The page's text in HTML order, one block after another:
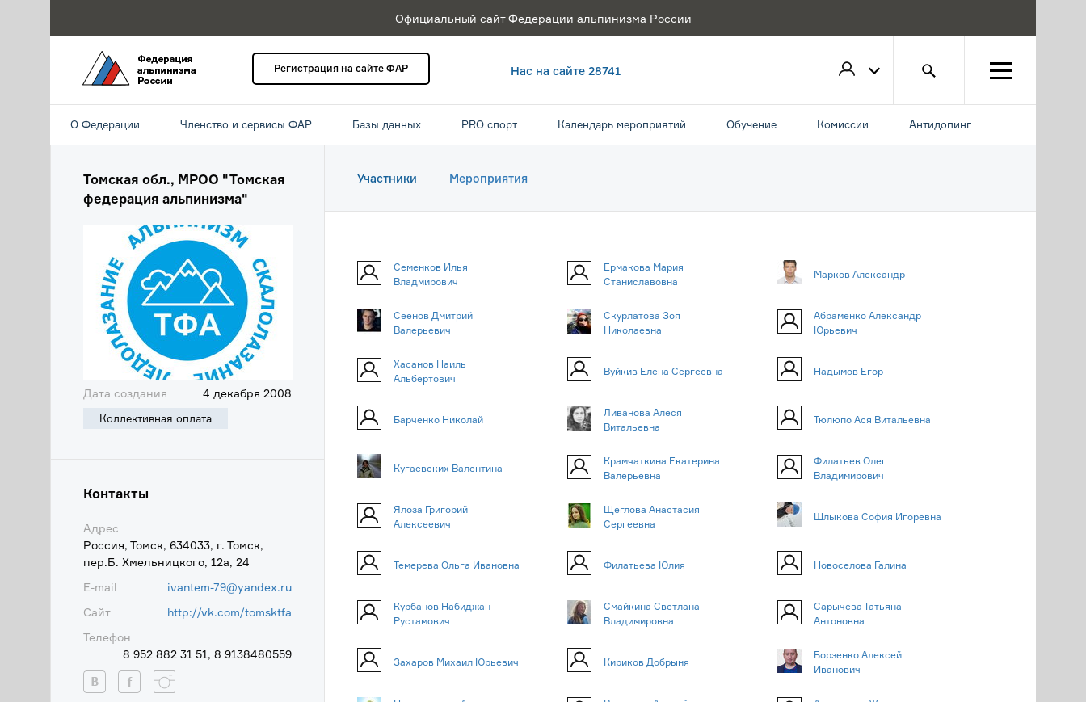
Официальный сайт Федерации альпинизма России
Регистрация на сайте ФАР Нас на сайте 28741
О Федерации Членство и сервисы ФАР Базы данных PRO спорт Календарь мероприятий Обучение Комиссии Антидопинг
Томская обл., МРОО "Томская
федерация альпинизма"
Дата создания 4 декабря 2008
Коллективная оплата
Контакты
Адрес
Россия, Томск, 634033, г. Томск,
пер.Б. Хмельницкого, 12а, 24
E-mail
ivantem-79@yandex.ru
Сайт
http://vk.com/tomsktfa
Телефон
8 952 882 31 51, 8 9138480559
Участники Мероприятия
Семенков Илья
Владмирович
Ермакова Мария
Станиславовна
Марков Александр
Сеенов Дмитрий
Валерьевич
Скурлатова Зоя
Николаевна
Абраменко Александр
Юрьевич
Хасанов Наиль
Альбертович
Вуйкив Елена Сергеевна Надымов Егор
Барченко Николай
Ливанова Алеся
Витальевна
Тюлюпо Ася Витальевна
Кугаевских Валентина
Крамчаткина Екатерина
Валерьевна
Филатьев Олег
Владимирович
Ялоза Григорий
Алексеевич
Щеглова Анастасия
Сергеевна
Шлыкова София Игоревна
Темерева Ольга Ивановна Филатьева Юлия Новоселова Галина
Курбанов Набиджан
Рустамович
Смайкина Светлана
Владимировна
Сарычева Татьяна
Антоновна
Захаров Михаил Юрьевич Кириков Добрыня
Борзенко Алексей
Иванович